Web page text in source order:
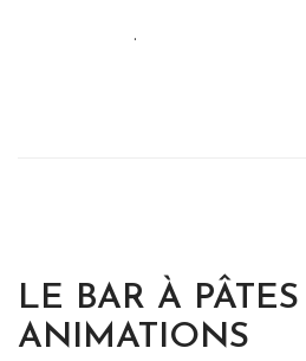
.
LE BAR À
ANIMATIONS